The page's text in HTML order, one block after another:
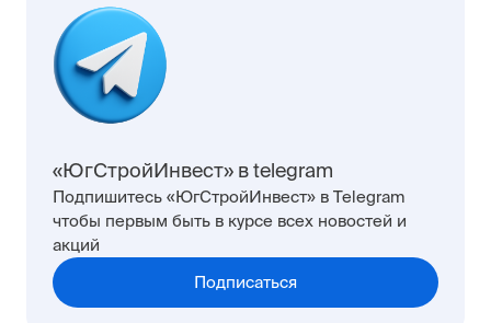
«ЮгСтройИнвест» в telegram
Подпишитесь «ЮгСтройИнвест» в Telegram
чтобы первым быть в курсе всех новостей и
акций
Подписаться